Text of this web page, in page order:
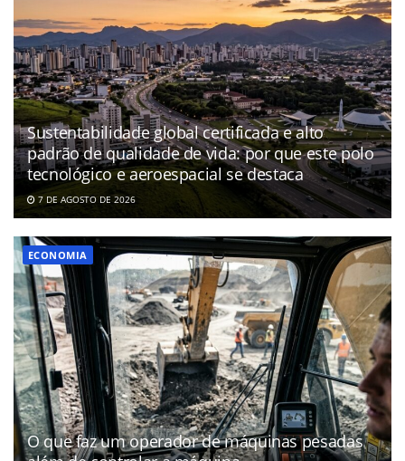
Sustentabilidade global certificada e alto
padrão de qualidade de vida: por que este polo
tecnológico e aeroespacial se destaca
7 DE AGOSTO DE 2026
ECONOMIA
O que faz um operador de máquinas pesadas